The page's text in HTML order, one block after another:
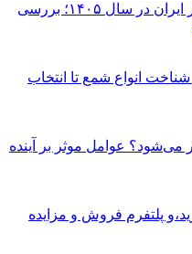
بهترین خودروهای خارجی بازار ایران در سال ۱۴۰۵؛ بررسی
انواع شمع تا انتخاب
در سال ۱۴۰۶ چقدر می‌شود؟ عوامل موثر بر آینده
پلتفرم فروش و مزایده